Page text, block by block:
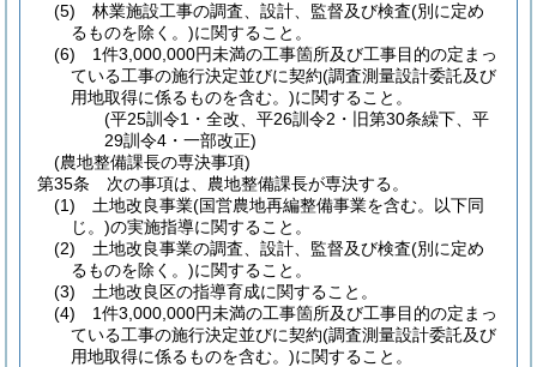
(5)
林業施設工事の調査、設計、監督及び検査(別に定め
るものを除く。)に関すること。
(6)
1件3,000,000円未満の工事箇所及び工事目的の定まっ
ている工事の施行決定並びに契約(調査測量設計委託及び
用地取得に係るものを含む。)に関すること。
(平25訓令1・全改、平26訓令2・旧第30条繰下、平
29訓令4・一部改正)
(農地整備課長の専決事項)
第35条
次の事項は、農地整備課長が専決する。
(1)
土地改良事業(国営農地再編整備事業を含む。以下同
じ。)の実施指導に関すること。
(2)
土地改良事業の調査、設計、監督及び検査(別に定め
るものを除く。)に関すること。
(3)
土地改良区の指導育成に関すること。
(4)
1件3,000,000円未満の工事箇所及び工事目的の定まっ
ている工事の施行決定並びに契約(調査測量設計委託及び
用地取得に係るものを含む。)に関すること。